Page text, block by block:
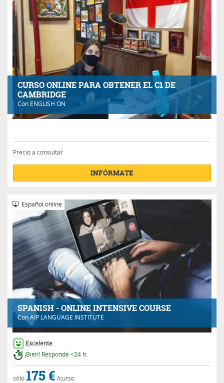
CURSO ONLINE PARA OBTENER EL C1 DE
CAMBRIDGE
Con ENGLISH ON
Precio a consultar
INFÓRMATE
SPANISH - ONLINE INTENSIVE COURSE
ConAIP LANGUAGE INSTITUTE
Español online
Excelente
¡Bien! Responde <24 h.
sólo175 € /curso